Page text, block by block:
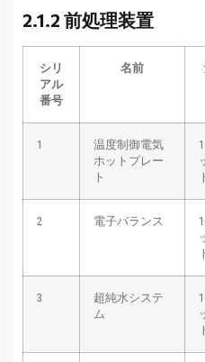
2.1.2 前処理装置
シリ
アル
番号
名前
1
温度制御電気
ホットプレー
ト
2 電子バランス
3
超純水システ
ム